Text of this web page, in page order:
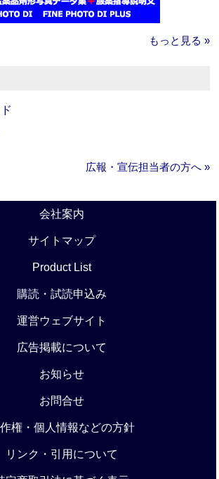
もっと見る »
広報・宣伝担当者の方へ »
会社案内
サイトマップ
Product List
購読・試読申込み
運営ウェブサイト
広告掲載について
お知らせ
お問合せ
権・個人情報などの方針
リンク・引用について